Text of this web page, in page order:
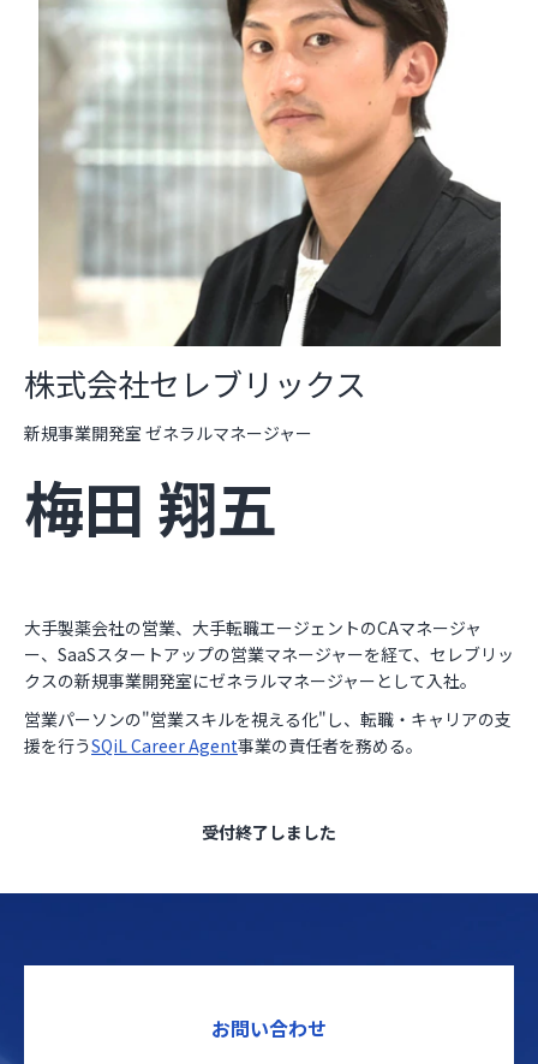
株式会社セレブリックス
新規事業開発室 ゼネラルマネージャー
梅田 翔五
大手製薬会社の営業、大手転職エージェントのCAマネージャ
ー、SaaSスタートアップの営業マネージャーを経て、セレブリッ
クスの新規事業開発室にゼネラルマネージャーとして入社。
営業パーソンの"営業スキルを視える化"し、転職・キャリアの支
援を行うSQiL Career Agent事業の責任者を務める。
受付終了しました
お問い合わせ